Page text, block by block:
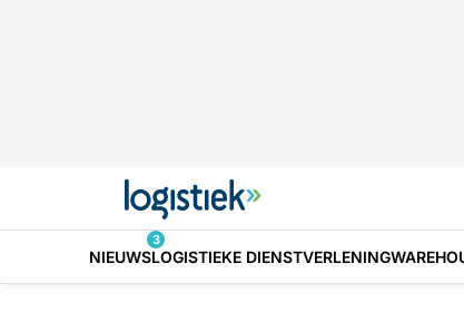
NIEUWS
3
LOGISTIEKE DIENSTVERLENING